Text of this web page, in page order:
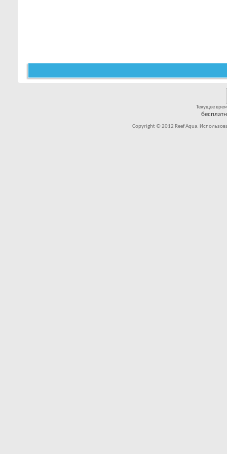
Текущее
Copyright © 2012 Reef Aqua.